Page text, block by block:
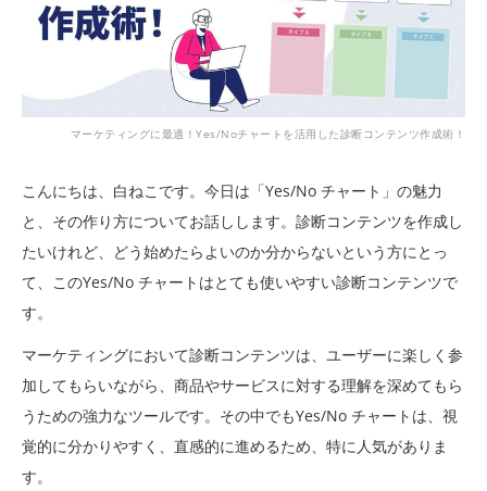
マーケティングに最適！Yes/Noチャートを活用した診断コンテンツ作成術！
こんにちは、白ねこです。今日は「Yes/No チャート」の魅力
と、その作り方についてお話しします。診断コンテンツを作成し
たいけれど、どう始めたらよいのか分からないという方にとっ
て、このYes/No チャートはとても使いやすい診断コンテンツで
す。
マーケティングにおいて診断コンテンツは、ユーザーに楽しく参
加してもらいながら、商品やサービスに対する理解を深めてもら
うための強力なツールです。その中でもYes/No チャートは、視
覚的に分かりやすく、直感的に進めるため、特に人気がありま
す。